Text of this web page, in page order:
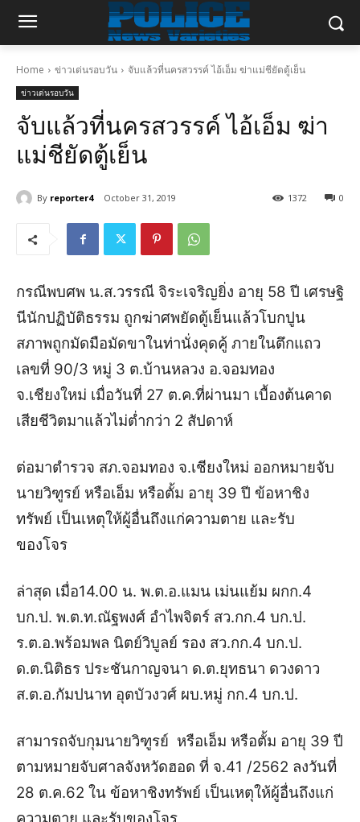
Home ข่าวเด่นรอบวัน จับแล้วที่นครสวรรค์ ไอ้เอ็ม ฆ่าแม่ชียัดตู้เย็น
ข่าวเด่นรอบวัน
จับแล้วที่นครสวรรค์ ไอ้เอ็ม ฆ่า
แม่ชียัดตู้เย็น
By reporter4 October 31, 2019 0
1372
กรณีพบศพ น.ส.วรรณี จิระเจริญยิ่ง อายุ 58 ปี เศรษฐิ
นีนักปฏิบัติธรรม ถูกฆ่าศพยัดตู้เย็นแล้วโบกปูน
สภาพถูกมัดมือมัดขาในท่านั่งคุดคู้ ภายในตึกแถว
เลขที่ 90/3 หมู่ 3 ต.บ้านหลวง อ.จอมทอง
จ.เชียงใหม่ เมื่อวันที่ 27 ต.ค.ที่ผ่านมา เบื้องต้นคาด
เสียชีวิตมาแล้วไม่ต่ำกว่า 2 สัปดาห์
ต่อมาตำรวจ สภ.จอมทอง จ.เชียงใหม่ ออกหมายจับ
นายวิฑูรย์ หรือเอ็ม หรือตั้ม อายุ 39 ปี ข้อหาชิง
ทรัพย์ เป็นเหตุให้ผู้อื่นถึงแก่ความตาย และรับ
ของโจร
ล่าสุด เมื่อ14.00 น. พ.ต.อ.แมน เม่นแย้ม ผกก.4
บก.ป. พ.ต.ท.ณัฐพงศ์ อำไพจิตร์ สว.กก.4 บก.ป.
ร.ต.อ.พร้อมพล นิตย์วิบูลย์ รอง สว.กก.4 บก.ป.
ด.ต.นิติธร ประชันกาญจนา ด.ต.ยุทธนา ดวงดาว
ส.ต.อ.กัมปนาท อุตบัวงวศ์ ผบ.หมู่ กก.4 บก.ป.
สามารถจับกุมนายวิฑูรย์ หรือเอ็ม หรือตั้ม อายุ 39 ปี
ตามหมายจับศาลจังหวัดฮอด ที่ จ.41 /2562 ลงวันที่
28 ต.ค.62 ใน ข้อหาชิงทรัพย์ เป็นเหตุให้ผู้อื่นถึงแก่